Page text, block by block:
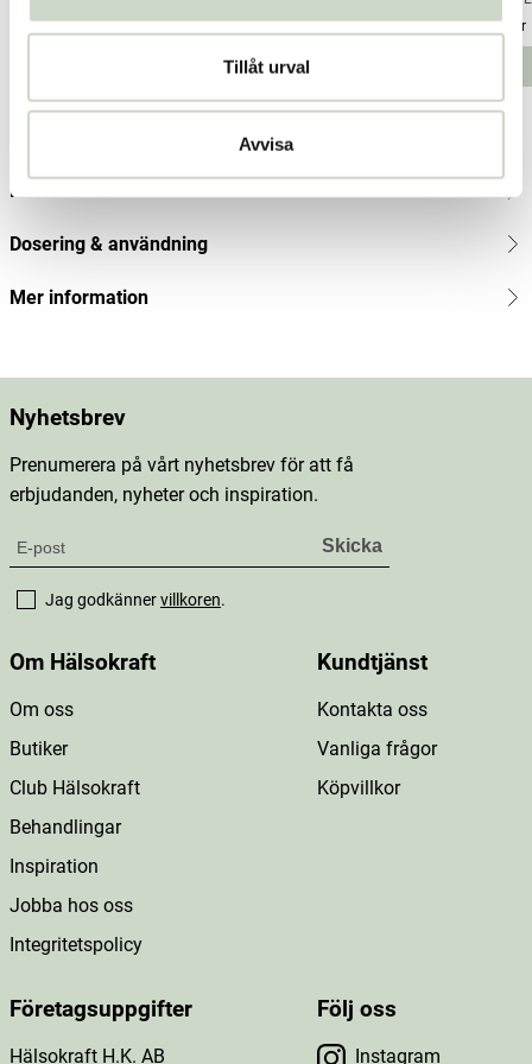
Tillåt urval
Avvisa
Pris:160 kr
160 kr Pris:217 kr
217 kr
Lägg i varukorgen
Pris
123 kr
Innehåll
Dosering & användning
Mer information
Nyhetsbrev
Prenumerera på vårt nyhetsbrev för att få
erbjudanden, nyheter och inspiration.
Jag godkännervillkoren.
Om Hälsokraft
Om oss
Butiker
Club Hälsokraft
Behandlingar
Inspiration
Jobba hos oss
Integritetspolicy
Kundtjänst
Kontakta oss
Vanliga frågor
Köpvillkor
Företagsuppgifter
Hälsokraft H.K. AB
Följ oss
Instagram